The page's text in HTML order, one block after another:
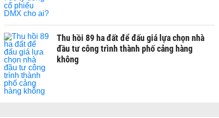
Thu hồi 89 ha đất để đấu giá lựa chọn nhà
đầu tư công trình thành phố cảng hàng
không